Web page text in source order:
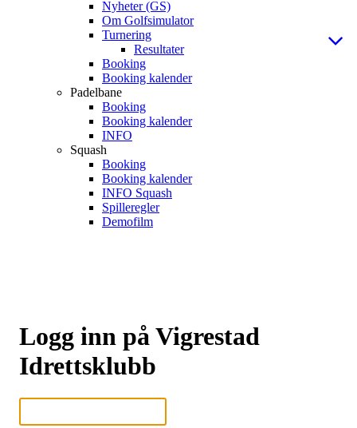
Nyheter (GS)
Om Golfsimulator
Turnering
Resultater
Booking
Booking kalender
Padelbane
Booking
Booking kalender
INFO
Squash
Booking
Booking kalender
INFO Squash
Spilleregler
Demofilm
Logg inn på Vigrestad
Idrettsklubb